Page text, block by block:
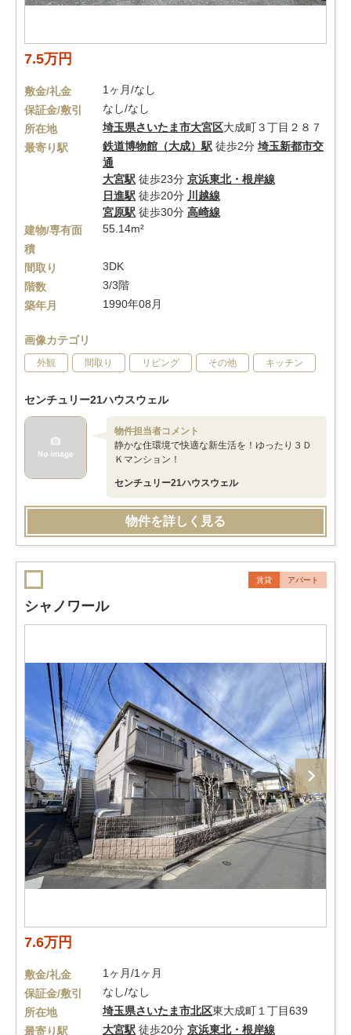
7.5万円
敷金/礼金
1ヶ月/なし
保証金/敷引
なし/なし
所在地
埼玉県さいたま市大宮区大成町３丁目２８７
最寄り駅
鉄道博物館（大成）駅 徒歩2分 埼玉新都市交
通
大宮駅 徒歩23分 京浜東北・根岸線
日進駅 徒歩20分 川越線
宮原駅 徒歩30分 高崎線
建物/専有面
積
55.14m²
間取り
3DK
階数
3/3階
築年月
1990年08月
画像カテゴリ
外観 間取り リビング その他 キッチン
センチュリー21ハウスウェル
物件担当者コメント
静かな住環境で快適な新生活を！ゆったり３Ｄ
Ｋマンション！
センチュリー21ハウスウェル
物件を詳しく見る
賃貸 アパート
シャノワール
7.6万円
敷金/礼金
1ヶ月/1ヶ月
保証金/敷引
なし/なし
所在地
埼玉県さいたま市北区東大成町１丁目639
最寄り駅
大宮駅 徒歩20分 京浜東北・根岸線